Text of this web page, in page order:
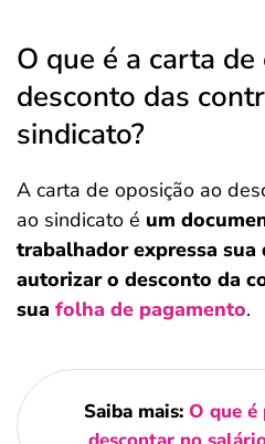
O que é a carta
desconto das
sindicato?
A carta de oposição ao
ao sindicato é um
trabalhador expressa sua
autorizar o desconto da
sua folha de pagamento.
Saiba mais: O que